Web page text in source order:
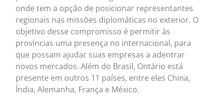
onde tem a opção de posicionar representantes
regionais nas missões diplomáticas no exterior. O
objetivo desse compromisso é permitir às
províncias uma presença no internacional, para
que possam ajudar suas empresas a adentrar
novos mercados. Além do Brasil, Ontário está
presente em outros 11 países, entre eles China,
Índia, Alemanha, França e México.